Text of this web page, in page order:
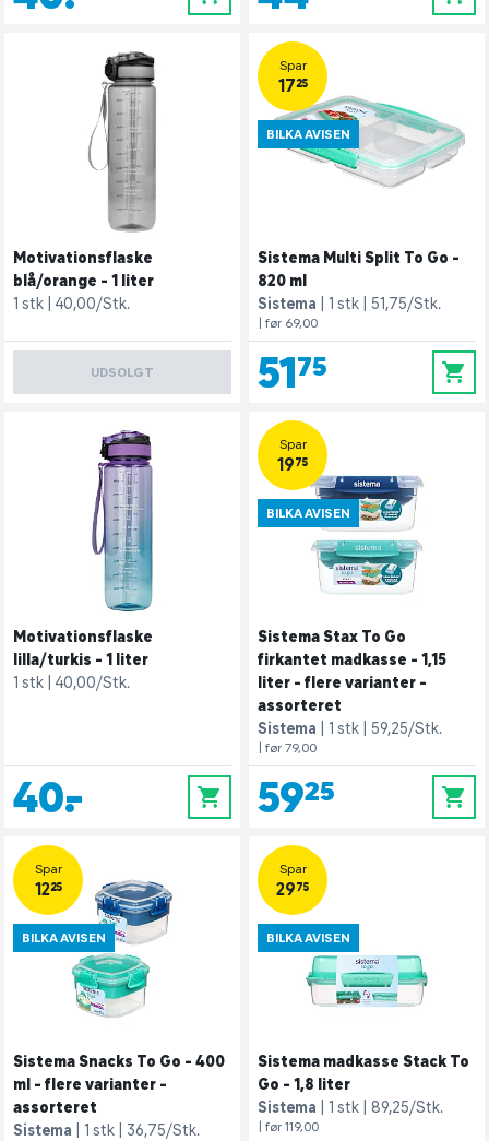
Motivationsflaske
blå/orange - 1 liter
1 stk
40,00/Stk.
UDSOLGT
Spar
17,25
BILKA AVISEN
Sistema Multi Split To Go -
820 ml
Sistema
1 stk 51,75/Stk.
| før 69,00
51,75 0
Motivationsflaske
lilla/turkis - 1 liter
1 stk
40,00/Stk.
40,- 0
Spar
19,75
BILKA AVISEN
Sistema Stax To Go
firkantet madkasse - 1,15
liter - flere varianter -
assorteret
Sistema
1 stk 59,25/Stk.
| før 79,00
59,25 0
Spar
12,25
BILKA AVISEN
Sistema Snacks To Go - 400
ml - flere varianter -
assorteret
Sistema
1 stk 36,75/Stk.
Spar
29,75
BILKA AVISEN
Sistema madkasse Stack To
Go - 1,8 liter
Sistema
1 stk 89,25/Stk.
| før 119,00